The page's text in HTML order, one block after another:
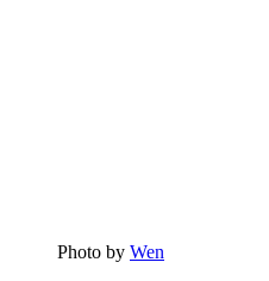
Photo by Wen